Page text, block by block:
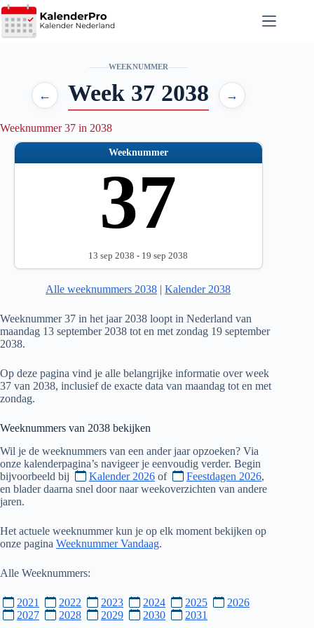
Ga
naar
de
WEEKNUMMER
← Week 37 2038 →
Weeknummer 37 in 2038
Weeknummer
37
13 sep 2038 - 19 sep 2038
Alle weeknummers 2038 |Kalender 2038
Weeknummer 37 in het jaar 2038 loopt in Nederland van
maandag 13 september 2038 tot en met zondag 19 september
2038.
Op deze pagina vind je alle belangrijke informatie over week
37 van 2038, inclusief de exacte data van maandag tot en met
zondag.
Weeknummers van 2038 bekijken
Wil je de weeknummers van een ander jaar opzoeken? Via
onze kalenderpagina’s navigeer je eenvoudig verder. Begin
bijvoorbeeld bij
Kalender 2026 of Feestdagen 2026,
en blader daarna snel door naar weekoverzichten van andere
jaren.
Het actuele weeknummer kun je op elk moment bekijken op
onze pagina Weeknummer Vandaag.
Alle Weeknummers:
2021 2022 2023 2024 2025
2026
2027
2028 2029 2030 2031